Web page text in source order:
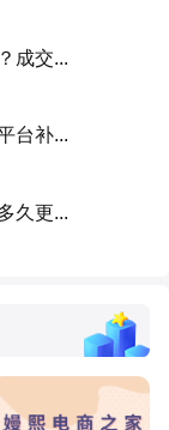
成交...
台补...
久更...